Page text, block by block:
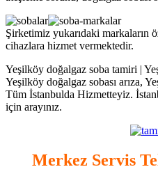
Şirketimiz yukarıdaki markaların
cihazlara hizmet vermektedir.
Yeşilköy doğalgaz soba tamiri |
Yeşilköy doğalgaz sobası arıza,
Tüm İstanbulda Hizmetteyiz.
için arayınız.
Merkez Servis